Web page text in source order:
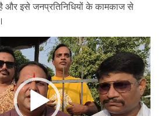
है और इसे जनप्रतिनिधियों के कामकाज से